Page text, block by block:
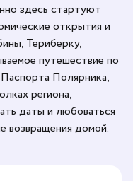
здесь стартуют
открытия и
Териберку,
путешествие по
Полярника,
региона,
даты и любоваться
возвращения домой.